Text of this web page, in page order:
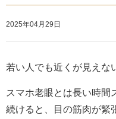
2025年04月29日
若い人でも近くが見え
スマホ老眼とは長い時間
続けると、目の筋肉が緊